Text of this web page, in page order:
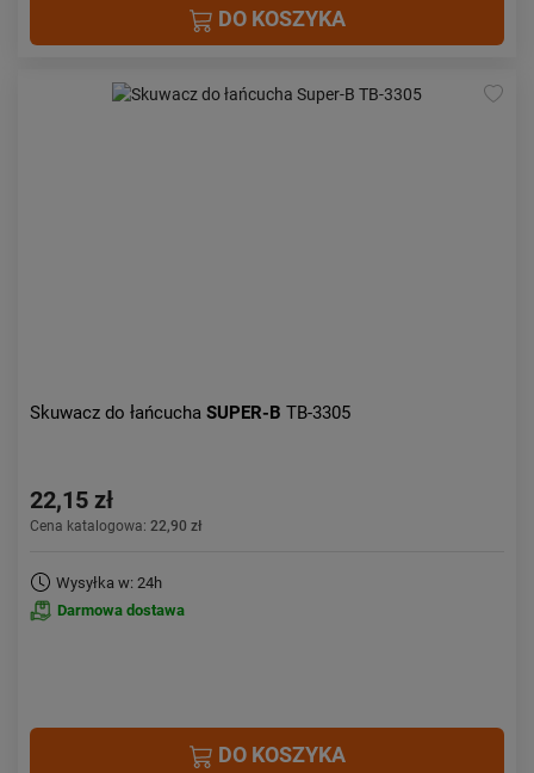
DO KOSZYKA
Skuwacz do łańcucha SUPER-B TB-3305
22,15 zł
Cena katalogowa: 22,90 zł
Wysyłka w: 24h
Darmowa dostawa
DO KOSZYKA